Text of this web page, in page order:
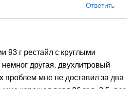
Ответить
93 г рестайл с круглыми
другая. двухлитровый
проблем мне не доставил за два